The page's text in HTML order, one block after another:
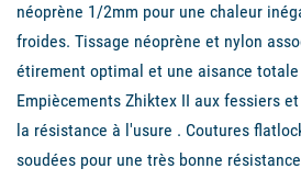
néoprène 1/2mm pour une chaleur
froides. Tissage néoprène et nylon
étirement optimal et une aisance totale
Empiècements Zhiktex II aux fessiers
la résistance à l'usure . Coutures
soudées pour une très bonne